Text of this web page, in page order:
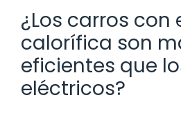
¿Los carros con
calorífica son
eficientes que
eléctricos?